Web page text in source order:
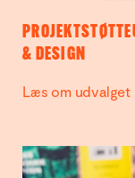
& DESIGN
Læs om udvalget